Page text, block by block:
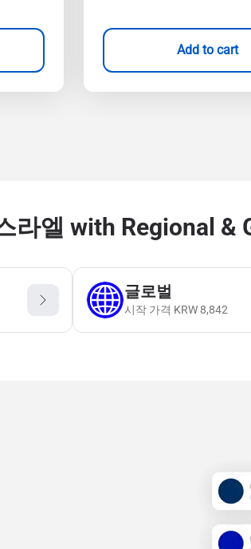
Add to cart
라엘 with Regional &
글로벌
시작 가격 KRW8,842